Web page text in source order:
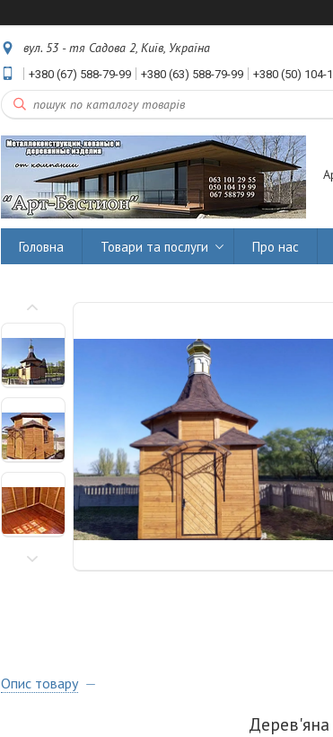
вул. 53 - тя Садова 2, Київ, Україна
+380 (67) 588-79-99 +380 (63) 588-79-99 +380 (50) 104-
Головна Товари та послуги Про нас
Опис товару